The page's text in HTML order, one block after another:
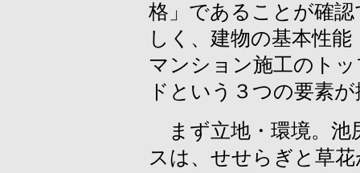
格」であることが確
しく、建物の基本性
マンション施工のト
ドという３つの要素
まず立地・環境。池
スは、せせらぎと草